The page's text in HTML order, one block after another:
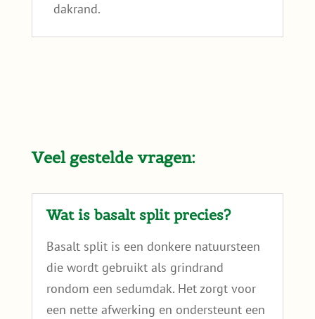
dakrand.
Veel gestelde vragen:
Wat is basalt split precies?
Basalt split is een donkere natuursteen
die wordt gebruikt als grindrand
rondom een sedumdak. Het zorgt voor
een nette afwerking en ondersteunt een